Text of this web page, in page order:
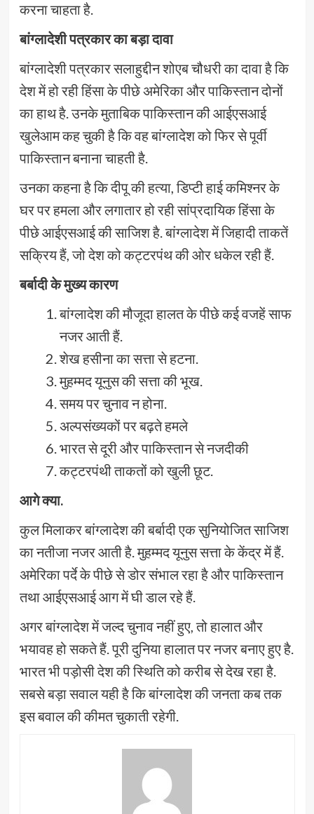
करना चाहता है.
बांग्लादेशी पत्रकार का बड़ा दावा
बांग्लादेशी पत्रकार सलाहुद्दीन शोएब चौधरी का दावा है कि
देश में हो रही हिंसा के पीछे अमेरिका और पाकिस्तान दोनों
का हाथ है. उनके मुताबिक पाकिस्तान की आईएसआई
खुलेआम कह चुकी है कि वह बांग्लादेश को फिर से पूर्वी
पाकिस्तान बनाना चाहती है.
उनका कहना है कि दीपू की हत्या, डिप्टी हाई कमिश्नर के
घर पर हमला और लगातार हो रही सांप्रदायिक हिंसा के
पीछे आईएसआई की साजिश है. बांग्लादेश में जिहादी ताकतें
सक्रिय हैं, जो देश को कट्टरपंथ की ओर धकेल रही हैं.
बर्बादी के मुख्य कारण
बांग्लादेश की मौजूदा हालत के पीछे कई वजहें साफ
नजर आती हैं.
शेख हसीना का सत्ता से हटना.
मुहम्मद यूनुस की सत्ता की भूख.
समय पर चुनाव न होना.
अल्पसंख्यकों पर बढ़ते हमले
भारत से दूरी और पाकिस्तान से नजदीकी
कट्टरपंथी ताकतों को खुली छूट.
आगे क्या.
कुल मिलाकर बांग्लादेश की बर्बादी एक सुनियोजित साजिश
का नतीजा नजर आती है. मुहम्मद यूनुस सत्ता के केंद्र में हैं.
अमेरिका पर्दे के पीछे से डोर संभाल रहा है और पाकिस्तान
तथा आईएसआई आग में घी डाल रहे हैं.
अगर बांग्लादेश में जल्द चुनाव नहीं हुए, तो हालात और
भयावह हो सकते हैं. पूरी दुनिया हालात पर नजर बनाए हुए है.
भारत भी पड़ोसी देश की स्थिति को करीब से देख रहा है.
सबसे बड़ा सवाल यही है कि बांग्लादेश की जनता कब तक
इस बवाल की कीमत चुकाती रहेगी.